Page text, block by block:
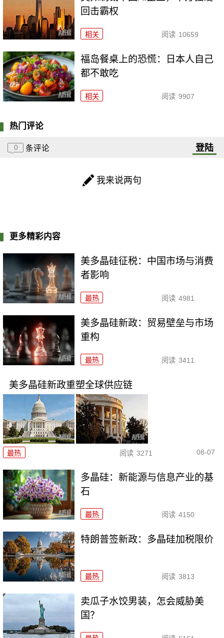
回击霸权
相关 阅读 10659
福岛餐桌上的恐慌：日本人自己
都不敢吃
相关 阅读 9907
热门评论
0 条评论 登陆
我来说两句
更多精彩内容
美多晶硅征税：中国市场与消费
者影响
最热 阅读 4981
美多晶硅新政：贸易壁垒与市场
重构
最热 阅读 3411
美多晶硅新政重塑全球供应链
最热 阅读 3271 08-07
多晶硅：新能源与信息产业的基
石
最热 阅读 4150
特朗普签新政：多晶硅加税限价
最热 阅读 3813
卖瓜子水饺男装，怎会威胁美
国？